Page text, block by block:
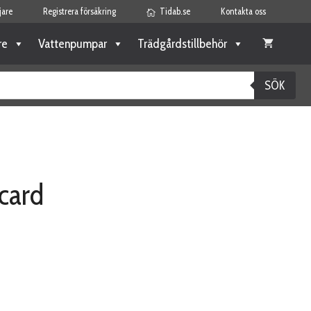
Registrera försäkring Tidab.se Kontakta oss
Vattenpumpar Trädgårdstillbehör
SÖK